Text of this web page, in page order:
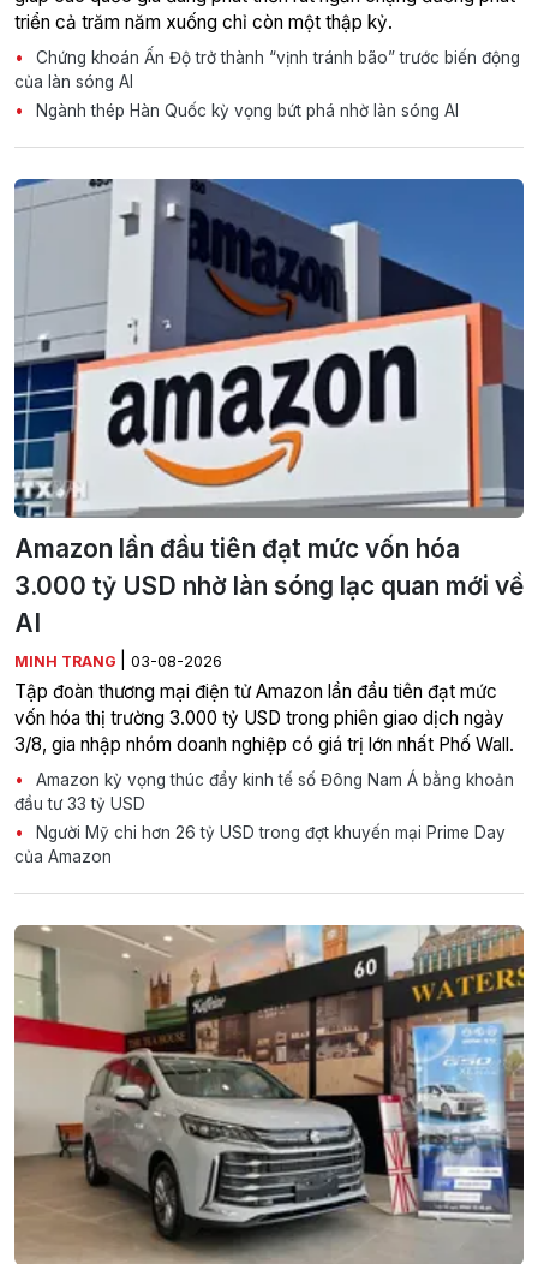
triển cả trăm năm xuống chỉ còn một thập kỷ.
Chứng khoán Ấn Độ trở thành “vịnh tránh bão” trước biến động
của làn sóng AI
Ngành thép Hàn Quốc kỳ vọng bứt phá nhờ làn sóng AI
Amazon lần đầu tiên đạt mức vốn hóa
3.000 tỷ USD nhờ làn sóng lạc quan mới về
AI
MINH TRANG 03-08-2026
Tập đoàn thương mại điện tử Amazon lần đầu tiên đạt mức
vốn hóa thị trường 3.000 tỷ USD trong phiên giao dịch ngày
3/8, gia nhập nhóm doanh nghiệp có giá trị lớn nhất Phố Wall.
Amazon kỳ vọng thúc đẩy kinh tế số Đông Nam Á bằng khoản
đầu tư 33 tỷ USD
Người Mỹ chi hơn 26 tỷ USD trong đợt khuyến mại Prime Day
của Amazon